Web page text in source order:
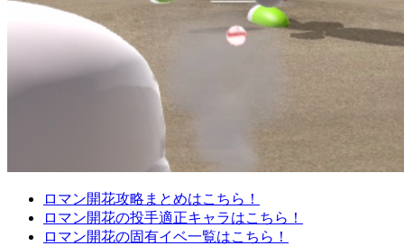
ロマン開花攻略まとめはこちら！
ロマン開花の投手適正キャラはこちら！
ロマン開花の固有イベ一覧はこちら！